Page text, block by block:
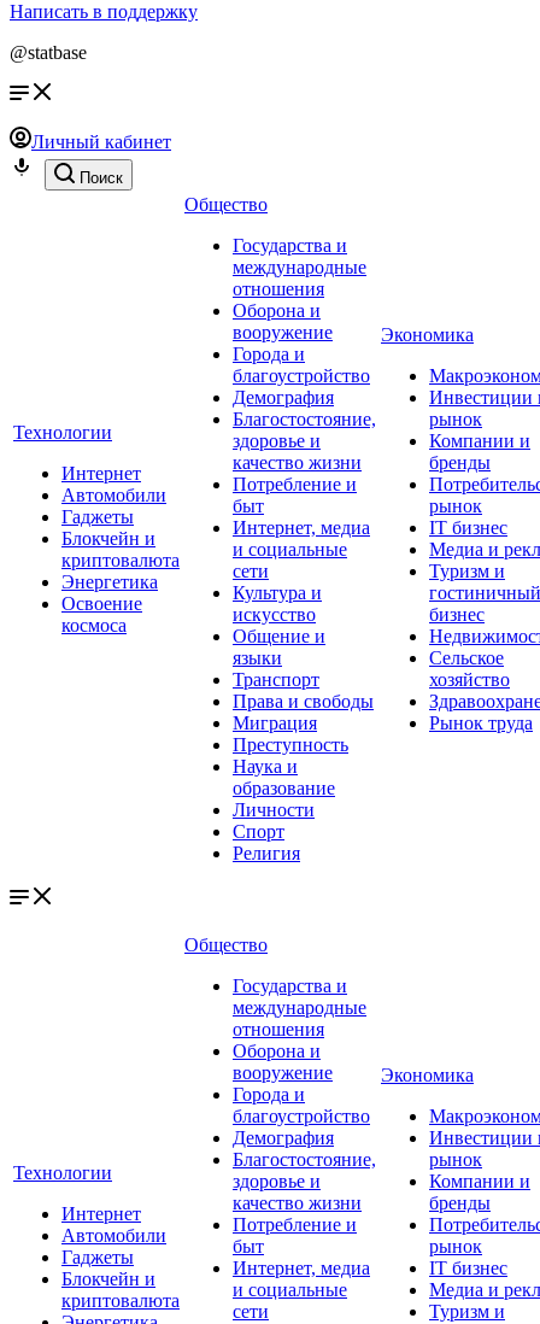
Написать в поддержку
@statbase
Личный кабинет
Поиск
Технологии
Интернет
Автомобили
Гаджеты
Блокчейн и
криптовалюта
Энергетика
Освоение
космоса
Общество
Государства и
международные
отношения
Оборона и
вооружение
Города и
благоустройство
Демография
Благостостояние,
здоровье и
качество жизни
Потребление и
быт
Интернет, медиа
и социальные
сети
Культура и
искусство
Общение и
языки
Транспорт
Права и свободы
Миграция
Преступность
Наука и
образование
Личности
Спорт
Религия
Экономика
Инвестиции
рынок
Компании и
бренды
рынок
IT бизнес
Медиа и
Туризм и
гостиничный
бизнес
Сельское
хозяйство
Рынок труда
Технологии
Интернет
Автомобили
Гаджеты
Блокчейн и
криптовалюта
Общество
Государства и
международные
отношения
Оборона и
вооружение
Города и
благоустройство
Демография
Благостостояние,
здоровье и
качество жизни
Потребление и
быт
Интернет, медиа
и социальные
сети
Экономика
Инвестиции
рынок
Компании и
бренды
рынок
IT бизнес
Медиа и
Туризм и